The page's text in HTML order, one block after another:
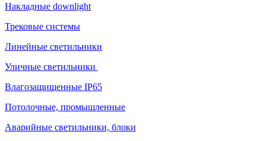
Накладные downlight
Трековые системы
Линейные светильники
Уличные светильники
Влагозащищенные IP65
Потолочные, промышленные
Аварийные светильники, блоки